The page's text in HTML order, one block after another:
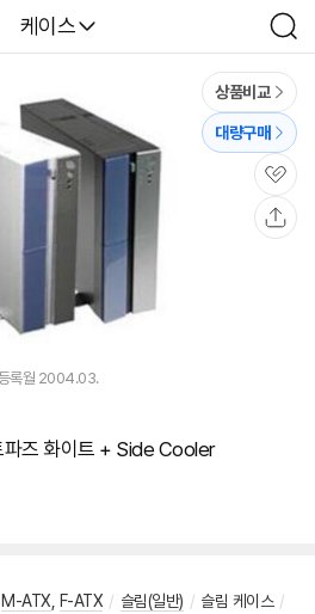
다나와
케이스
검
색
상품비교
대량구매
관
심
록월 2004.03.
즈 화이트 + Side Cooler
M-ATX F-ATX / 슬림(일반) / 슬림 케이스 /